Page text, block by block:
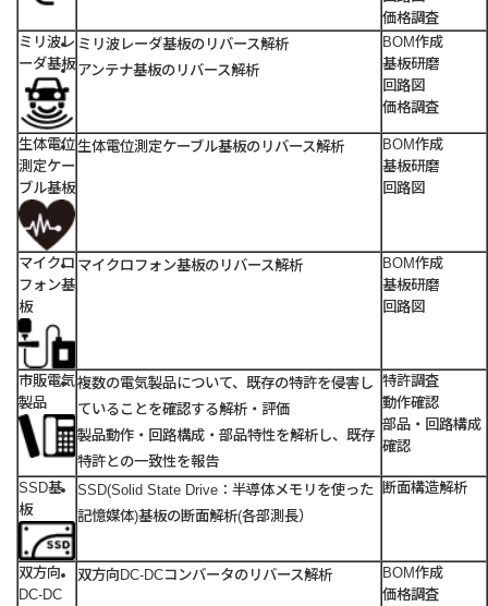
価格調査
ミリ波レ
ーダ基板
ミリ波レーダ基板のリバース解析
アンテナ基板のリバース解析
BOM作成
基板研磨
回路図
価格調査
生体電位
測定ケー
ブル基板
生体電位測定ケーブル基板のリバース解析
BOM作成
基板研磨
回路図
マイクロ
フォン基
板
マイクロフォン基板のリバース解析
BOM作成
基板研磨
回路図
市販電気
製品
複数の電気製品について、既存の特許を侵害し
ていることを確認する解析・評価
製品動作・回路構成・部品特性を解析し、既存
特許との一致性を報告
特許調査
動作確認
部品・回路構成
確認
SSD基
板
SSD(Solid State Drive：半導体メモリを使った
記憶媒体)基板の断面解析(各部測長）
断面構造解析
双方向
DC-DC
双方向DC-DCコンバータのリバース解析
BOM作成
価格調査